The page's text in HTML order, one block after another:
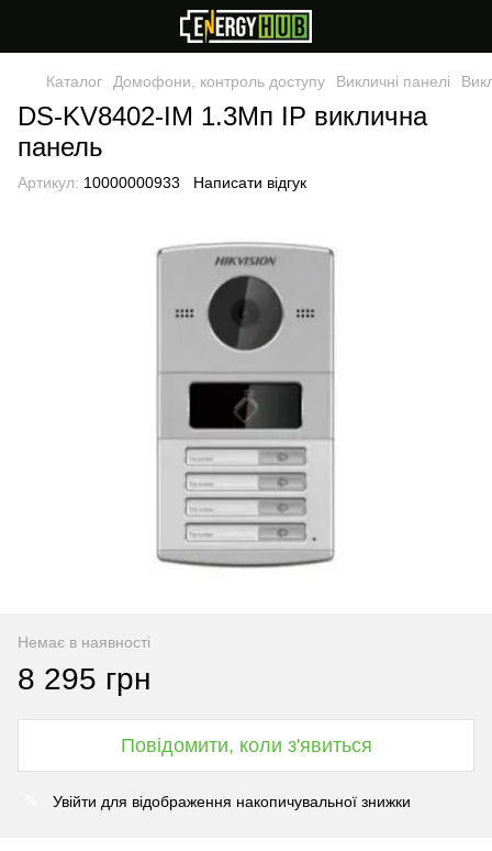
Каталог Домофони, контроль доступу Викличні панелі
DS-KV8402-IM 1.3Мп IP виклична
панель
Артикул: 10000000933 Написати відгук
Немає в наявності
8 295 грн
Повідомити, коли з'явиться
Увійти для відображення накопичувальної знижки